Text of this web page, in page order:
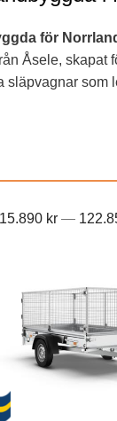
för
Åsele,
som
15.890 kr —